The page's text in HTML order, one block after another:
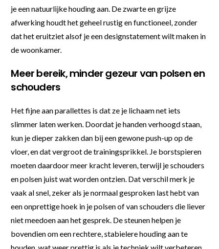
je een natuurlijke houding aan. De zwarte en grijze
afwerking houdt het geheel rustig en functioneel, zonder
dat het eruitziet alsof je een designstatement wilt maken in
de woonkamer.
Meer bereik, minder gezeur van polsen en
schouders
Het fijne aan parallettes is dat ze je lichaam net iets
slimmer laten werken. Doordat je handen verhoogd staan,
kun je dieper zakken dan bij een gewone push-up op de
vloer, en dat vergroot de trainingsprikkel. Je borstspieren
moeten daardoor meer kracht leveren, terwijl je schouders
en polsen juist wat worden ontzien. Dat verschil merk je
vaak al snel, zeker als je normaal gesproken last hebt van
een onprettige hoek in je polsen of van schouders die liever
niet meedoen aan het gesprek. De steunen helpen je
bovendien om een rechtere, stabielere houding aan te
houden, wat weer prettig is als je techniek wilt verbeteren.